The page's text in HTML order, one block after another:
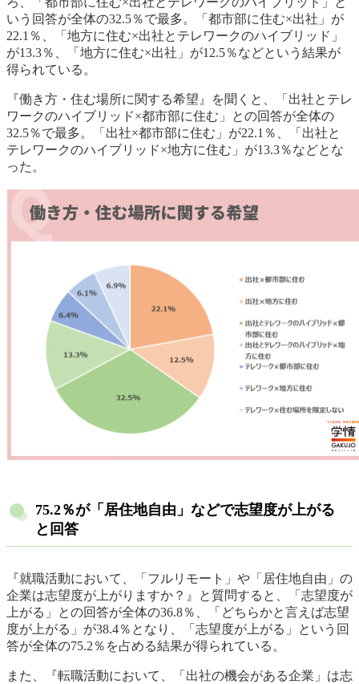
いう回答が全体の32.5％で最多。「都市部に住む×出社」が
22.1％、「地方に住む×出社とテレワークのハイブリッド」
が13.3％、「地方に住む×出社」が12.5％などという結果が
得られている。
『働き方・住む場所に関する希望』を聞くと、「出社とテレ
ワークのハイブリッド×都市部に住む」との回答が全体の
32.5％で最多。「出社×都市部に住む」が22.1％、「出社と
テレワークのハイブリッド×地方に住む」が13.3％などとな
った。
75.2％が「居住地自由」などで志望度が上がる
と回答
『就職活動において、「フルリモート」や「居住地自由」の
企業は志望度が上がりますか？』と質問すると、「志望度が
上がる」との回答が全体の36.8％、「どちらかと言えば志望
度が上がる」が38.4％となり、「志望度が上がる」という回
答が全体の75.2％を占める結果が得られている。
また、『転職活動において、「出社の機会がある企業」は志